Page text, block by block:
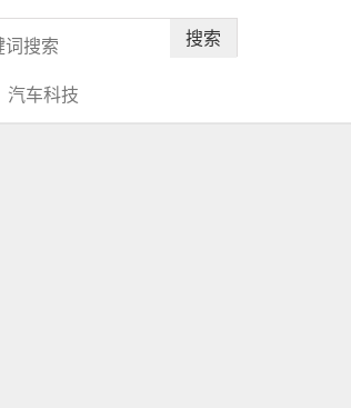
搜索
汽车科技